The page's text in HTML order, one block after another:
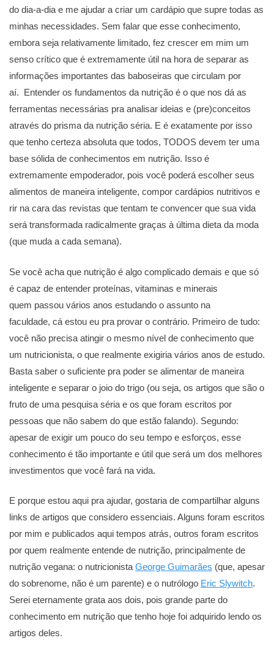
do dia-a-dia e me ajudar a criar um cardápio que supre todas as
minhas necessidades. Sem falar que esse conhecimento,
embora seja relativamente limitado, fez crescer em mim um
senso crítico que é extremamente útil na hora de separar as
informações importantes das baboseiras que circulam por
aí. Entender os fundamentos da nutrição é o que nos dá as
ferramentas necessárias pra analisar ideias e (pre)conceitos
através do prisma da nutrição séria. E é exatamente por isso
que tenho certeza absoluta que todos, TODOS devem ter uma
base sólida de conhecimentos em nutrição. Isso é
extremamente empoderador, pois você poderá escolher seus
alimentos de maneira inteligente, compor cardápios nutritivos e
rir na cara das revistas que tentam te convencer que sua vida
será transformada radicalmente graças à última dieta da moda
(que muda a cada semana).
Se você acha que nutrição é algo complicado demais e que só
é capaz de entender proteínas, vitaminas e minerais
quem passou vários anos estudando o assunto na
faculdade, cá estou eu pra provar o contrário. Primeiro de tudo:
você não precisa atingir o mesmo nível de conhecimento que
um nutricionista, o que realmente exigiria vários anos de estudo.
Basta saber o suficiente pra poder se alimentar de maneira
inteligente e separar o joio do trigo (ou seja, os artigos que são o
fruto de uma pesquisa séria e os que foram escritos por
pessoas que não sabem do que estão falando). Segundo:
apesar de exigir um pouco do seu tempo e esforços, esse
conhecimento é tão importante e útil que será um dos melhores
investimentos que você fará na vida.
E porque estou aqui pra ajudar, gostaria de compartilhar alguns
links de artigos que considero essenciais. Alguns foram escritos
por mim e publicados aqui tempos atrás, outros foram escritos
por quem realmente entende de nutrição, principalmente de
nutrição vegana: o nutricionistaGeorge Guimarães (que, apesar
do sobrenome, não é um parente) e o nutrólogo Eric Slywitch.
Serei eternamente grata aos dois, pois grande parte do
conhecimento em nutrição que tenho hoje foi adquirido lendo os
artigos deles.